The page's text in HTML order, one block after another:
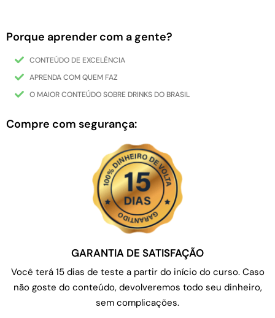
Porque aprender com a gente?
CONTEÚDO DE EXCELÊNCIA
APRENDA COM QUEM FAZ
O MAIOR CONTEÚDO SOBRE DRINKS DO BRASIL
Compre com segurança:
GARANTIA DE SATISFAÇÃO
Você terá 15 dias de teste a partir do início do curso. Caso
não goste do conteúdo, devolveremos todo seu dinheiro,
sem complicações.